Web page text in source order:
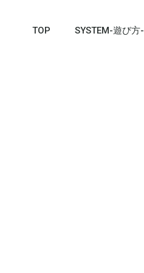
TOP SYSTEM-遊び方-